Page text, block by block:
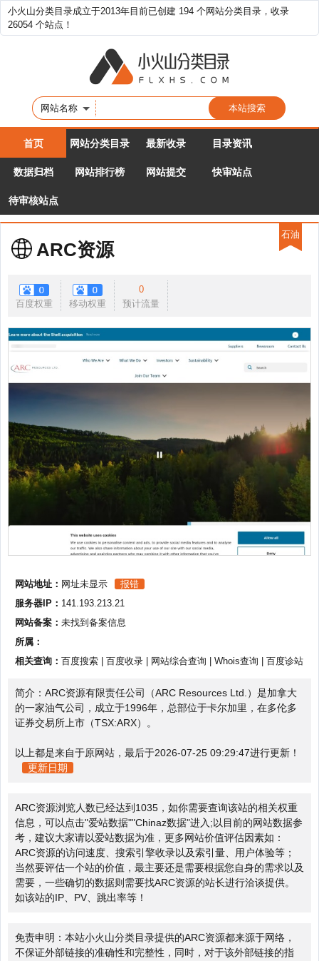
小火山分类目录成立于2013年目前已创建 194 个网站分类目录，收录
26054 个站点！
网站名称
首页 网站分类目录 最新收录 目录资讯
数据归档 网站排行榜 网站提交 快审站点
待审核站点
ARC资源
百度权重 移动权重
0
预计流量
网站地址： 网址未显示
报错
服务器IP： 141.193.213.21
网站备案： 未找到备案信息
所属：
相关查询： 百度搜索 百度收录 网站综合查询 Whois查询 百度诊站
简介：ARC资源有限责任公司（ARC Resources Ltd.）是加拿大
的一家油气公司，成立于1996年，总部位于卡尔加里，在多伦多
证券交易所上市（TSX:ARX）。
以上都是来自于原网站，最后于2026-07-25 09:29:47进行更新！
更新日期
ARC资源浏览人数已经达到1035，如你需要查询该站的相关权重
信息，可以点击"爱站数据""Chinaz数据"进入;以目前的网站数据参
考，建议大家请以爱站数据为准，更多网站价值评估因素如：
ARC资源的访问速度、搜索引擎收录以及索引量、用户体验等；
当然要评估一个站的价值，最主要还是需要根据您自身的需求以及
需要，一些确切的数据则需要找ARC资源的站长进行洽谈提供。
如该站的IP、PV、跳出率等！
免责申明：本站小火山分类目录提供的ARC资源都来源于网络，
不保证外部链接的准确性和完整性，同时，对于该外部链接的指
石油